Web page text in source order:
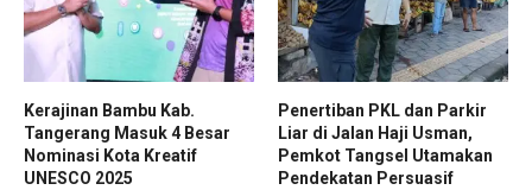
Kerajinan Bambu Kab.
Tangerang Masuk 4 Besar
Nominasi Kota Kreatif
UNESCO 2025
Penertiban PKL dan Parkir
Liar di Jalan Haji Usman,
Pemkot Tangsel Utamakan
Pendekatan Persuasif